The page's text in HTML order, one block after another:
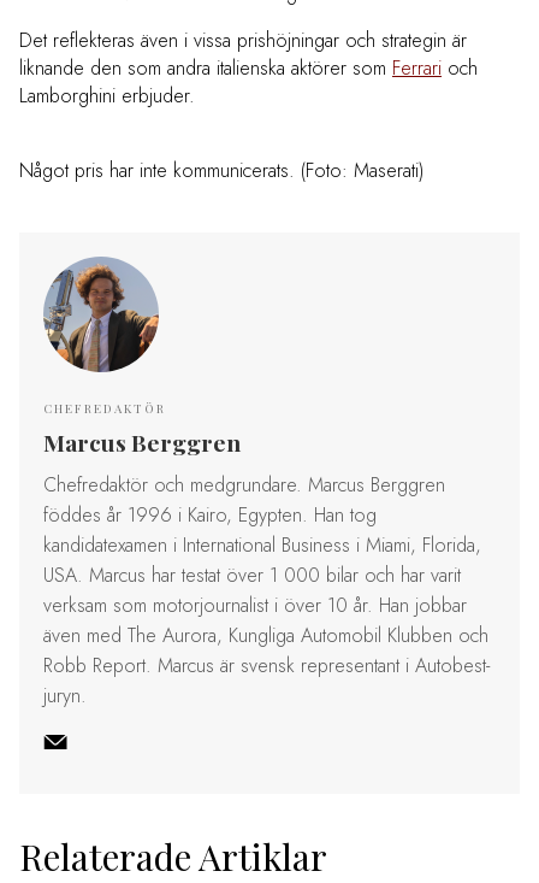
Det reflekteras även i vissa prishöjningar och strategin är
liknande den som andra italienska aktörer som Ferrari och
Lamborghini erbjuder.
Något pris har inte kommunicerats. (Foto: Maserati)
CHEFREDAKTÖR
Marcus Berggren
Chefredaktör och medgrundare. Marcus Berggren
föddes år 1996 i Kairo, Egypten. Han tog
kandidatexamen i International Business i Miami, Florida,
USA. Marcus har testat över 1 000 bilar och har varit
verksam som motorjournalist i över 10 år. Han jobbar
även med The Aurora, Kungliga Automobil Klubben och
Robb Report. Marcus är svensk representant i Autobest-
juryn.
Relaterade Artiklar